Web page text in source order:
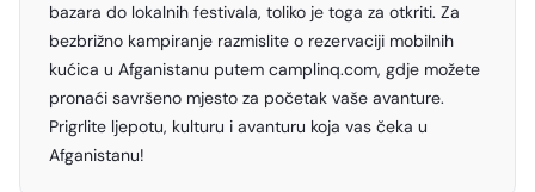
bazara do lokalnih festivala, toliko je toga za otkriti. Za
bezbrižno kampiranje razmislite o rezervaciji mobilnih
kućica u Afganistanu putem camplinq.com, gdje možete
pronaći savršeno mjesto za početak vaše avanture.
Prigrlite ljepotu, kulturu i avanturu koja vas čeka u
Afganistanu!